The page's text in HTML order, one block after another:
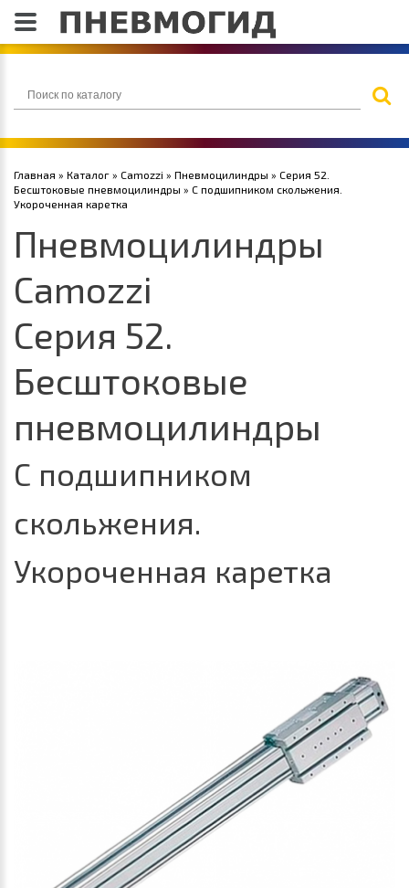
Главная » Каталог » Camozzi » Пневмоцилиндры » Серия 52.
Бесштоковые пневмоцилиндры » С подшипником скольжения.
Укороченная каретка
Пневмоцилиндры
Camozzi
Серия 52.
Бесштоковые
пневмоцилиндры
С подшипником
скольжения.
Укороченная каретка